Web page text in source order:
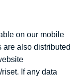
on our mobile
are also distributed
If any data